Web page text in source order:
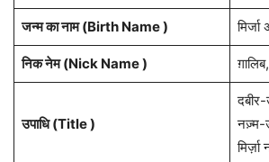
जन्म का नाम (Birth Name )
निक नेम (Nick Name )
उपाधि (Title )
नज़्म-
मिर्ज़ा